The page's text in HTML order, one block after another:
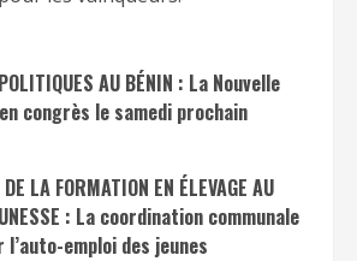
AU BÉNIN : La Nouvelle
congrès le samedi prochain
LA FORMATION EN ÉLEVAGE AU
: La coordination communale
l’auto-emploi des jeunes